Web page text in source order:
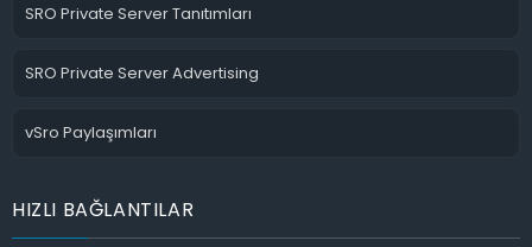
SRO Private Server Tanıtımları
SRO Private Server Advertising
vSro Paylaşımları
HIZLI BAĞLANTILAR